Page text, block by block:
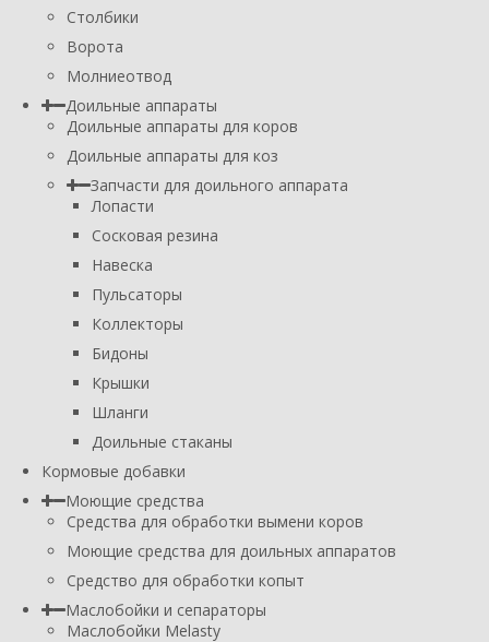
Столбики
Ворота
Молниеотвод
Доильные аппараты
Доильные аппараты для коров
Доильные аппараты для коз
Запчасти для доильного аппарата
Лопасти
Сосковая резина
Навеска
Пульсаторы
Коллекторы
Бидоны
Крышки
Шланги
Доильные стаканы
Кормовые добавки
Моющие средства
Средства для обработки вымени коров
Моющие средства для доильных аппаратов
Средство для обработки копыт
Маслобойки и сепараторы
Маслобойки Melasty